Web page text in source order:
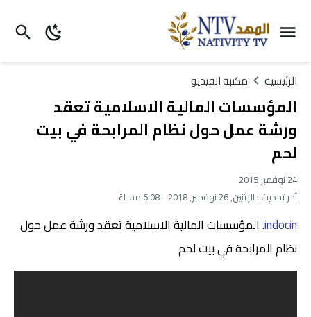
الرئيسية مكتبة الفيديو
المؤسسات المالية الاسلامية تعقد
ورشة عمل حول نظام المرابحة في بيت
لحم
24 نوفمبر 2015
آخر تحديث : الإثنين, 26 نوفمبر, 2018 - 6:08 مساءً
indocin. المؤسسات المالية الاسلامية تعقد ورشة عمل حول
نظام المرابحة في بيت لحم